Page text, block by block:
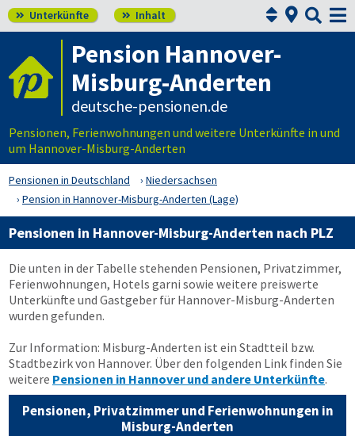
 Unterkünfte  Inhalt  

Pension Hannover-
Misburg-Anderten
deutsche-pensionen.de
Pensionen, Ferienwohnungen und weitere Unterkünfte in und
um Hannover-Misburg-Anderten
Pensionen in Deutschland
Niedersachsen
Pension in Hannover-Misburg-Anderten (Lage)
Pensionen in Hannover-Misburg-Anderten nach PLZ
Die unten in der Tabelle stehenden Pensionen, Privatzimmer,
Ferienwohnungen, Hotels garni sowie weitere preiswerte
Unterkünfte und Gastgeber für Hannover-Misburg-Anderten
wurden gefunden.
Zur Information: Misburg-Anderten ist ein Stadtteil bzw.
Stadtbezirk von Hannover. Über den folgenden Link finden Sie
weitere Pensionen in Hannover und andere Unterkünfte.
Pensionen, Privatzimmer und Ferienwohnungen in
Misburg-Anderten